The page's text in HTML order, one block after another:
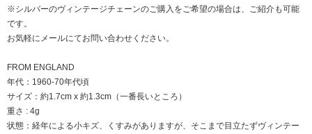
※シルバーのヴィンテージチェーンのご購入をご希望の場合は、ご紹介も可能
です。
お気軽にメールにてお問い合わせください。
FROM ENGLAND
年代：1960-70年代頃
サイズ：約1.7cm x 約1.3cm（一番長いところ）
重さ : 4g
状態：経年による小キズ、くすみがありますが、そこまで目立たずヴィンテー